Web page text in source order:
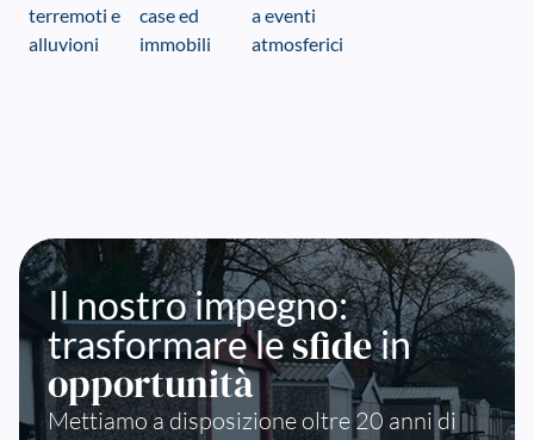
terremoti e
alluvioni
case ed
immobili
a eventi
atmosferici
Il nostro impegno:
trasformare le sfidein
opportunità
Mettiamo a disposizione oltre 20 anni di